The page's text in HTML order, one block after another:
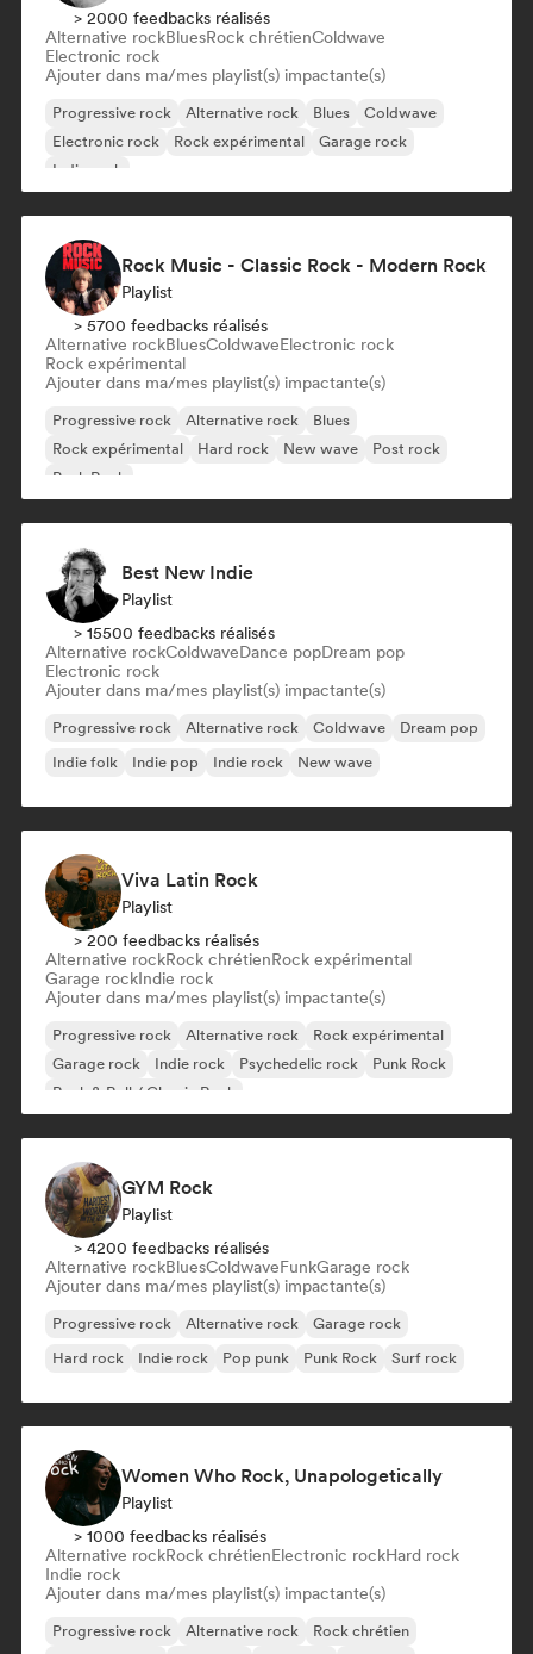
> 2000 feedbacks réalisés
Alternative rockBluesRock chrétienColdwave
Electronic rock
Ajouter dans ma/mes playlist(s) impactante(s)
Progressive rock Alternative rock Blues
Coldwave
Electronic rock
Rock expérimental
Garage rock
Indie rock
Rock Music - Classic Rock - Modern Rock
Playlist
> 5700 feedbacks réalisés
Alternative rockBluesColdwaveElectronic rock
Rock expérimental
Ajouter dans ma/mes playlist(s) impactante(s)
Progressive rock Alternative rock
Blues
Rock expérimental
Hard rock New wave
Post rock
Punk Rock
Best New Indie
Playlist
> 15500 feedbacks réalisés
Alternative rockColdwaveDance popDream pop
Electronic rock
Ajouter dans ma/mes playlist(s) impactante(s)
Progressive rock Alternative rock Coldwave
Dream pop
Indie folk
Indie pop Indie rock New wave
Viva Latin Rock
Playlist
> 200 feedbacks réalisés
Alternative rockRock chrétienRock expérimental
Garage rockIndie rock
Ajouter dans ma/mes playlist(s) impactante(s)
Progressive rock Alternative rock
Rock expérimental
Garage rock
Indie rock Psychedelic rock
Punk Rock
Rock & Roll / Classic Rock
GYM Rock
Playlist
> 4200 feedbacks réalisés
Alternative rockBluesColdwaveFunkGarage rock
Ajouter dans ma/mes playlist(s) impactante(s)
Progressive rock Alternative rock
Garage rock
Hard rock
Indie rock Pop punk Punk Rock Surf rock
Women Who Rock, Unapologetically
Playlist
> 1000 feedbacks réalisés
Alternative rockRock chrétienElectronic rockHard rock
Indie rock
Ajouter dans ma/mes playlist(s) impactante(s)
Progressive rock Alternative rock
Rock chrétien